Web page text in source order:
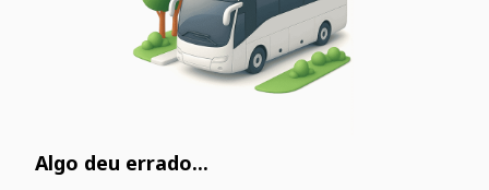
Algo deu errado...